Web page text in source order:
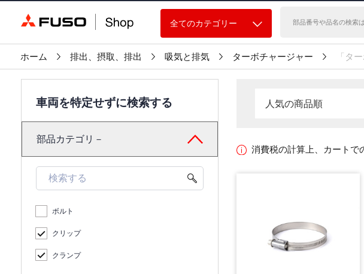
全てのカテゴリー
ホーム 排出、摂取、排出 吸気と排気 ターボチャージャー 「タ
車両を特定せずに検索する
部品カテゴリ－
ボルト
クリップ
クランプ
人気の商品順
消費税の計算上、カートで